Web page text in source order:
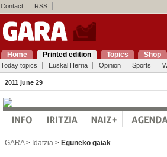
Contact RSS
Home Printed edition Topics Shop
Today topics Euskal Herria Opinion Sports
2011 june 29
GARA> Idatzia > Eguneko gaiak